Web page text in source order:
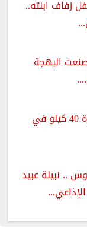
زفاف ابنته..
البهجة
حمو بيكا يكشف سر خسارة 40 كيلو في
.. نبيلة عبيد